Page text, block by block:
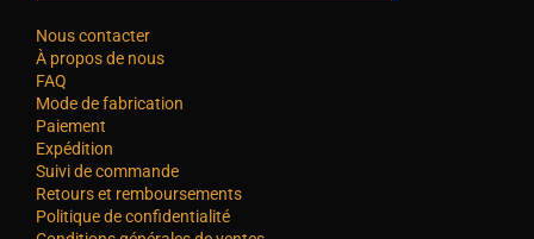
Nous contacter
À propos de nous
FAQ
Mode de fabrication
Paiement
Expédition
Suivi de commande
Retours et remboursements
Politique de confidentialité